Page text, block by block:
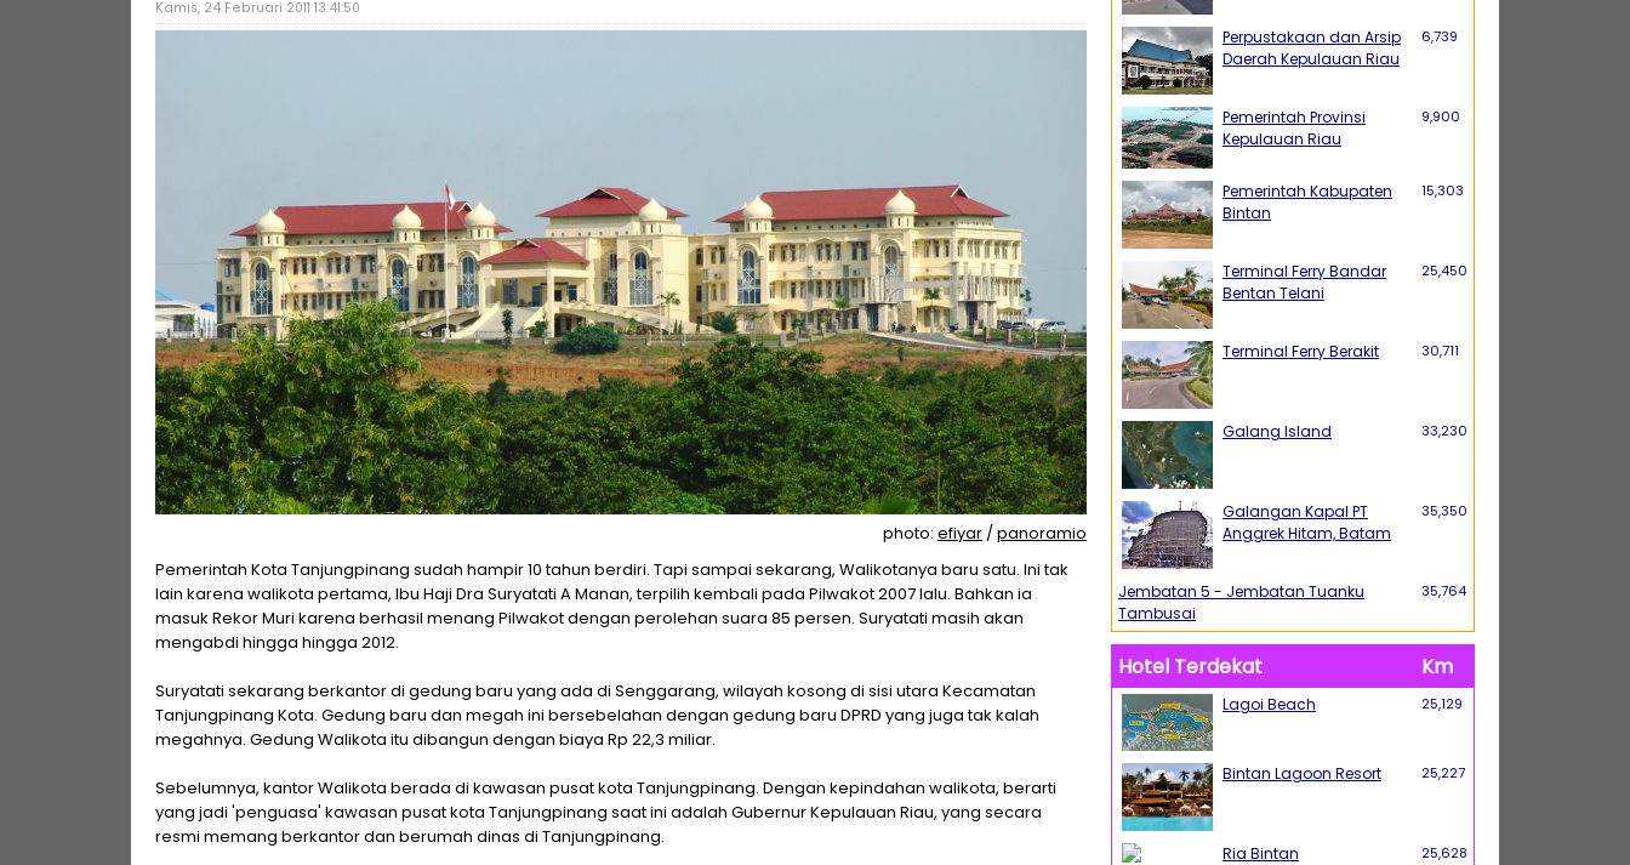
Kamis, 24 Februari 2011 13:41:50
photo: efiyar /panoramio
Pemerintah Kota Tanjungpinang sudah hampir 10 tahun berdiri. Tapi sampai sekarang, Walikotanya baru satu. Ini tak
lain karena walikota pertama, Ibu Haji Dra Suryatati A Manan, terpilih kembali pada Pilwakot 2007 lalu. Bahkan ia
masuk Rekor Muri karena berhasil menang Pilwakot dengan perolehan suara 85 persen. Suryatati masih akan
mengabdi hingga hingga 2012.
Suryatati sekarang berkantor di gedung baru yang ada di Senggarang, wilayah kosong di sisi utara Kecamatan
Tanjungpinang Kota. Gedung baru dan megah ini bersebelahan dengan gedung baru DPRD yang juga tak kalah
megahnya. Gedung Walikota itu dibangun dengan biaya Rp 22,3 miliar.
Sebelumnya, kantor Walikota berada di kawasan pusat kota Tanjungpinang. Dengan kepindahan walikota, berarti
yang jadi 'penguasa' kawasan pusat kota Tanjungpinang saat ini adalah Gubernur Kepulauan Riau, yang secara
resmi memang berkantor dan berumah dinas di Tanjungpinang.
Perpustakaan dan Arsip
Daerah Kepulauan Riau
6,739
Pemerintah Provinsi
Kepulauan Riau
9,900
Pemerintah Kabupaten
Bintan
15,303
Terminal Ferry Bandar
Bentan Telani
25,450
Terminal Ferry Berakit 30,711
Galang Island 33,230
Galangan Kapal PT
Anggrek Hitam, Batam
35,350
Jembatan 5 - Jembatan Tuanku
Tambusai
35,764
Hotel Terdekat Km
Lagoi Beach 25,129
Bintan Lagoon Resort 25,227
Ria Bintan 25,628